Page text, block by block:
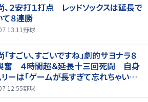
、２安打１打点 レッドソックスは延長で
８連勝
13:11 野球
すごい、すごいですね」劇的サヨナラ８
奮 ４時間超＆延長十三回死闘 自身
ーは「ゲームが長すぎて忘れちゃいまし
12:55野球